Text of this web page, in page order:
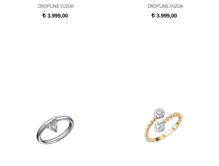
DROPLINE YÜZÜK
t3.999,00
DROPLINE YÜZÜK
t 3.999,00